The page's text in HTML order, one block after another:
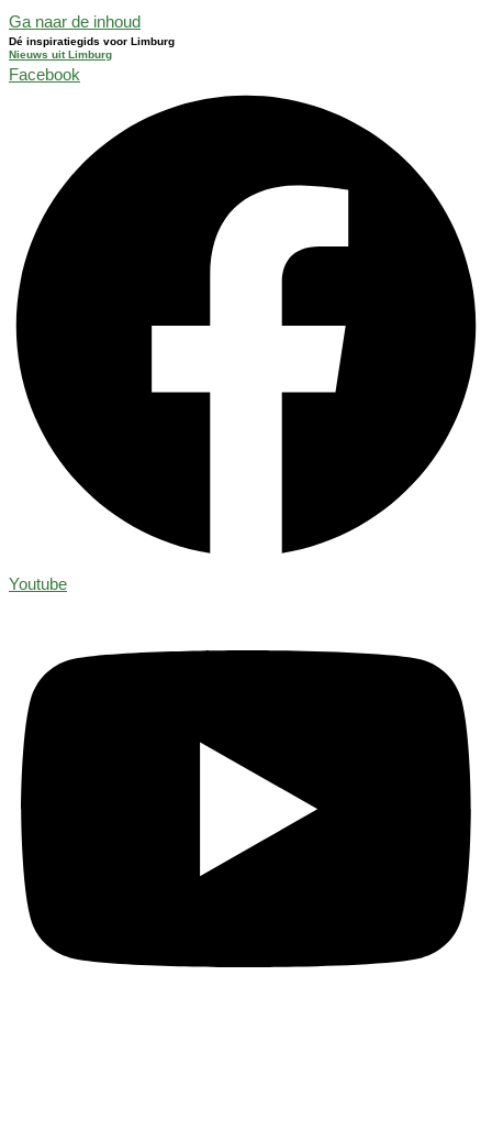
Ga naar de inhoud
Dé inspiratiegids voor Limburg
Nieuws uit Limburg
Facebook
Youtube